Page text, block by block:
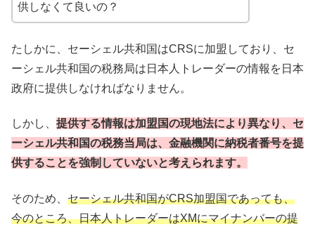
供しなくて良いの？
たしかに、セーシェル共和国はCRSに加盟しており、セ
ーシェル共和国の税務局は日本人トレーダーの情報を日本
政府に提供しなければなりません。
しかし、 提供する情報は加盟国の現地法により異なり、セ
ーシェル共和国の税務当局は、金融機関に納税者番号を提
供することを強制していないと考えられます。
そのため、 セーシェル共和国がCRS加盟国であっても、
今のところ、日本人トレーダーはXMにマイナンバーの提